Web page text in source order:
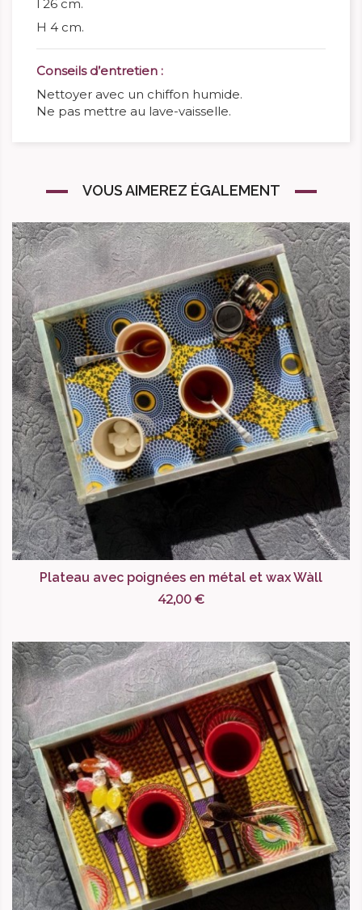
l 26 cm.
H 4 cm.
Conseils d’entretien :
Nettoyer avec un chiffon humide.
Ne pas mettre au lave-vaisselle.
VOUS AIMEREZ ÉGALEMENT
Plateau avec poignées en métal et wax Wàll
42,00 €